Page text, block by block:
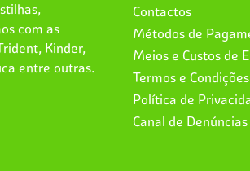
com as
Kinder,
entre outras.
Contactos
Métodos de
Meios e Custos de
Termos e Condições
Política de
Canal de Denúncias